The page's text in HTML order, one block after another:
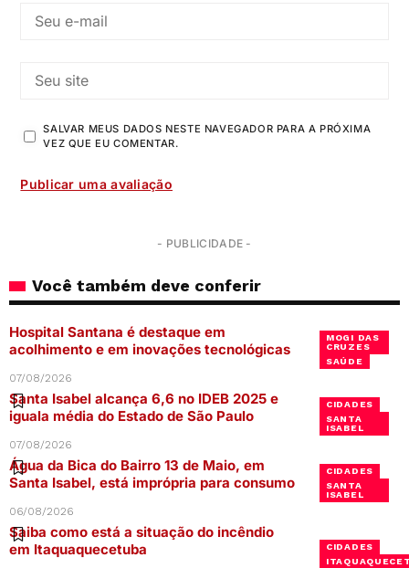
SALVAR MEUS DADOS NESTE NAVEGADOR PARA A PRÓXIMA
VEZ QUE EU COMENTAR.
- PUBLICIDADE -
Você também deve conferir
MOGI DAS
CRUZES
SAÚDE
Hospital Santana é destaque em
acolhimento e em inovações tecnológicas
07/08/2026
CIDADES
SANTA
ISABEL
Santa Isabel alcança 6,6 no IDEB 2025 e
iguala média do Estado de São Paulo
07/08/2026
CIDADES
SANTA
ISABEL
Água da Bica do Bairro 13 de Maio, em
Santa Isabel, está imprópria para consumo
06/08/2026
CIDADES
Saiba como está a situação do incêndio
em Itaquaquecetuba